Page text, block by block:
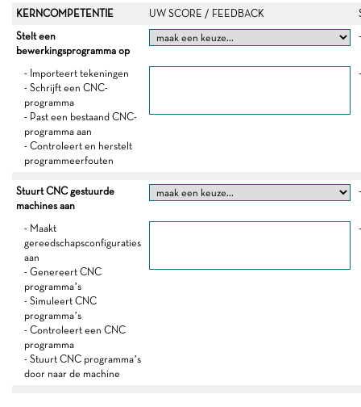
KERNCOMPETENTIE UW SCORE / FEEDBACK
Stelt een
bewerkingsprogramma op
- Importeert tekeningen
- Schrijft een CNC-
programma
- Past een bestaand CNC-
programma aan
- Controleert en herstelt
programmeerfouten
Stuurt CNC gestuurde
machines aan
- Maakt
gereedschapsconfiguraties
aan
- Genereert CNC
programma’s
- Simuleert CNC
programma’s
- Controleert een CNC
programma
- Stuurt CNC programma’s
door naar de machine